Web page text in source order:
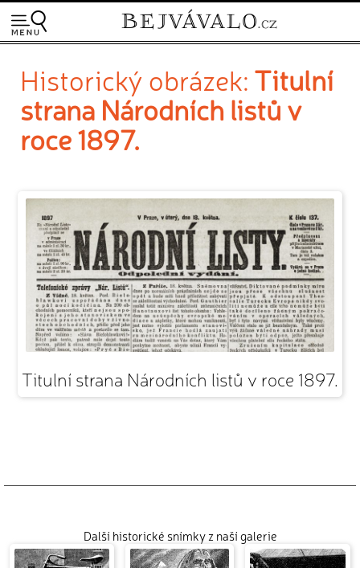
Historický obrázek:Titulní
strana Národních listů v
roce 1897.
Titulní strana Národních listů v roce 1897.
Další historické snímky z naší galerie